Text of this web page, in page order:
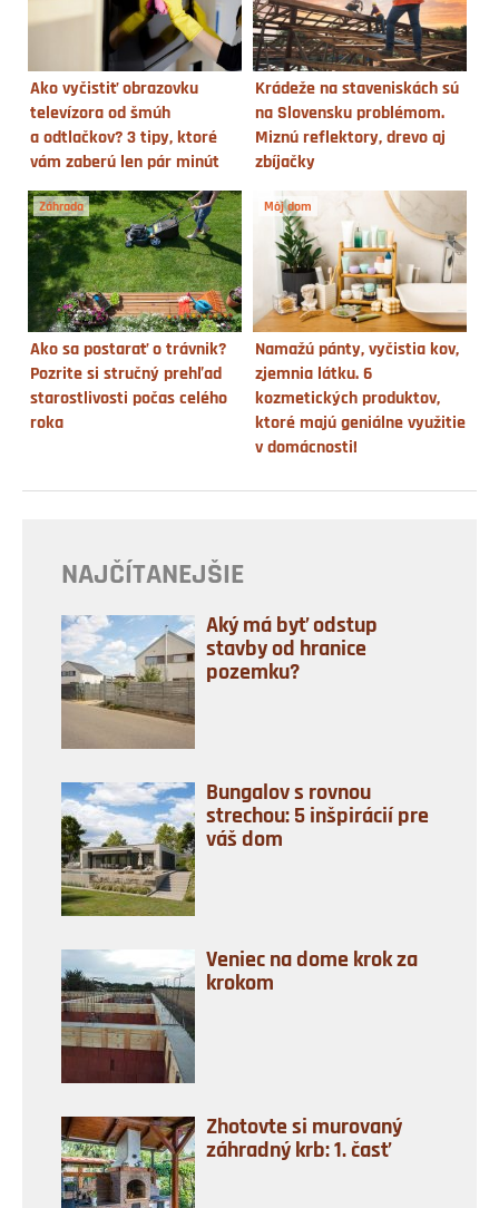
Ako vyčistiť obrazovku
televízora od šmúh
a odtlačkov? 3 tipy, ktoré
vám zaberú len pár minút
Krádeže na staveniskách sú
na Slovensku problémom.
Miznú reflektory, drevo aj
zbíjačky
Záhrada
Ako sa postarať o trávnik?
Pozrite si stručný prehľad
starostlivosti počas celého
roka
Môj dom
Namažú pánty, vyčistia kov,
zjemnia látku. 6
kozmetických produktov,
ktoré majú geniálne využitie
v domácnosti!
NAJČÍTANEJŠIE
Aký má byť odstup
stavby od hranice
pozemku?
Bungalov s rovnou
strechou: 5 inšpirácií pre
váš dom
Veniec na dome krok za
krokom
Zhotovte si murovaný
záhradný krb: 1. časť